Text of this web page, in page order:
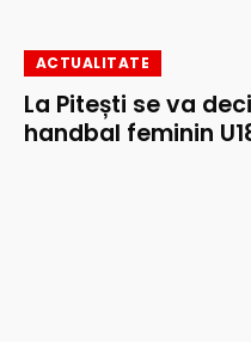
ACTUALITATE
La Pitești se va
handbal feminin